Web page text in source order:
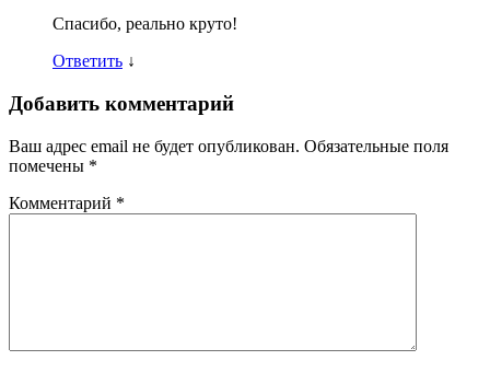
Спасибо, реально круто!
Ответить ↓
Добавить комментарий
Ваш адрес email не будет опубликован. Обязательные поля
помечены *
Комментарий *